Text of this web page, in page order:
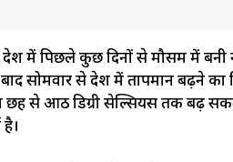
प्रदेश में पिछले कुछ दिनों से मौसम में
सोमवार से प्रदेश में तापमान बढ़ने
से आठ डिग्री सेल्सियस तक बढ़